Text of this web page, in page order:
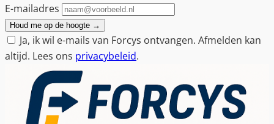
E-mailadres
Houd me op de hoogte →
Ja, ik wil e-mails van Forcys ontvangen. Afmelden kan
altijd. Lees ons privacybeleid.